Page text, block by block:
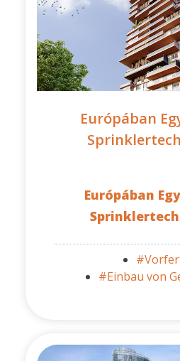
Európában
Európában
#Einbau von